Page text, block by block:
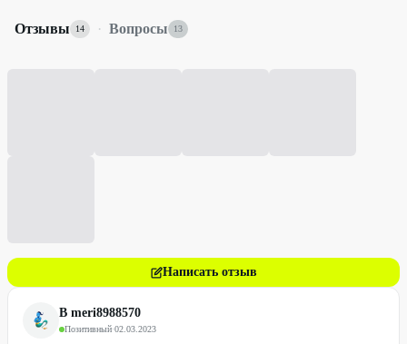
Отзывы 14 · Вопросы 13
Написать отзыв
В meri8988570
Позитивный·02.03.2023